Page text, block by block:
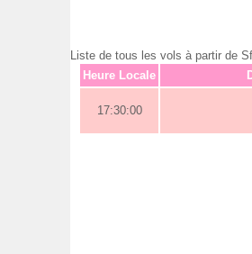
Liste de tous les vols à partir de
Heure Locale
17:30:00